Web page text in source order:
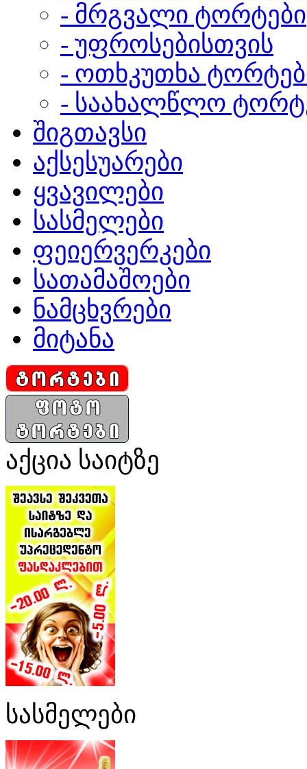
- მრგვალი ტორტები
- უფროსებისთვის
- ოთხკუთხა
- საახალწლო
შიგთავსი
აქსესუარები
ყვავილები
სასმელები
ფეიერვერკები
სათამაშოები
ნამცხვრები
მიტანა
აქცია საიტზე
სასმელები